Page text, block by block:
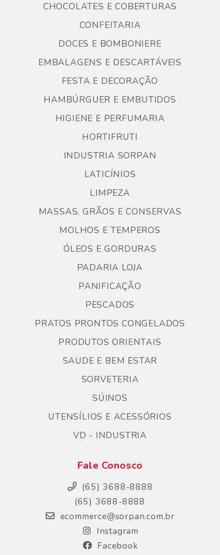
CHOCOLATES E COBERTURAS
CONFEITARIA
DOCES E BOMBONIERE
EMBALAGENS E DESCARTÁVEIS
FESTA E DECORAÇÃO
HAMBÚRGUER E EMBUTIDOS
HIGIENE E PERFUMARIA
HORTIFRUTI
INDUSTRIA SORPAN
LATICÍNIOS
LIMPEZA
MASSAS, GRÃOS E CONSERVAS
MOLHOS E TEMPEROS
ÓLEOS E GORDURAS
PADARIA LOJA
PANIFICAÇÃO
PESCADOS
PRATOS PRONTOS CONGELADOS
PRODUTOS ORIENTAIS
SAUDE E BEM ESTAR
SORVETERIA
SÚINOS
UTENSÍLIOS E ACESSÓRIOS
VD - INDUSTRIA
Fale Conosco
(65) 3688-8888
(65) 3688-8888
ecommerce@sorpan.com.br
Instagram
Facebook